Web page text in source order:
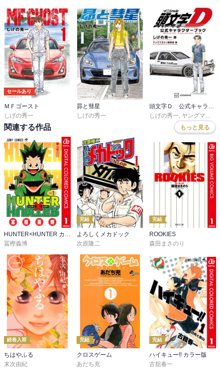
セールあり
ＭＦゴースト
しげの秀一
昴と彗星
しげの秀一
しげの秀一 ヤングマガジン編集部
関連する作品 もっと見る
HUNTER×HUNTER カラー版
冨樫義博
完結
よろしくメカドック
次原隆二
完結
ROOKIES
森田まさのり
続巻入荷
ちはやふる
末次由紀
完結
クロスゲーム
あだち充
完結
ハイキュー!! カラー版
古舘春一